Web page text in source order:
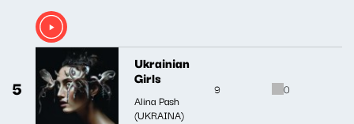
5
Ukrainian
Girls
Alina Pash
(UKRAINA)
9 0